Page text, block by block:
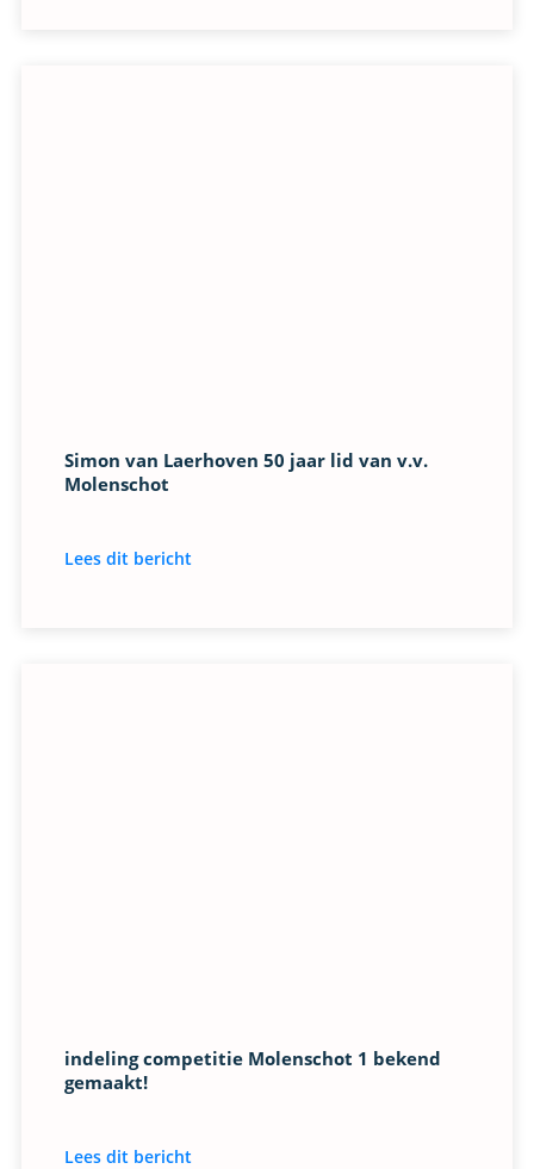
Simon van Laerhoven 50 jaar lid van v.v.
Molenschot
Lees dit bericht
indeling competitie Molenschot 1 bekend
gemaakt!
Lees dit bericht